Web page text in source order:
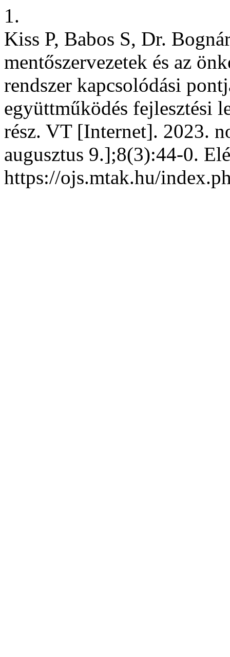
1.
Kiss P, Babos S, Dr.
mentőszervezetek és az
rendszer kapcsolódási
együttműködés fejlesztési
rész. VT [Internet]. 2023.
augusztus 9.];8(3):44-0.
https://ojs.mtak.hu/